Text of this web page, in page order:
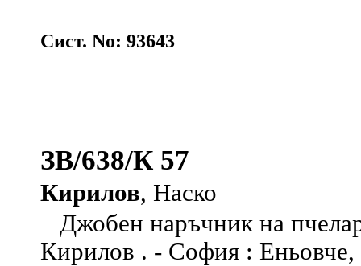
Сист. No: 93643
ЗВ/638/К 57
Кирилов, Наско
Джобен наръчник на
Кирилов . - София :